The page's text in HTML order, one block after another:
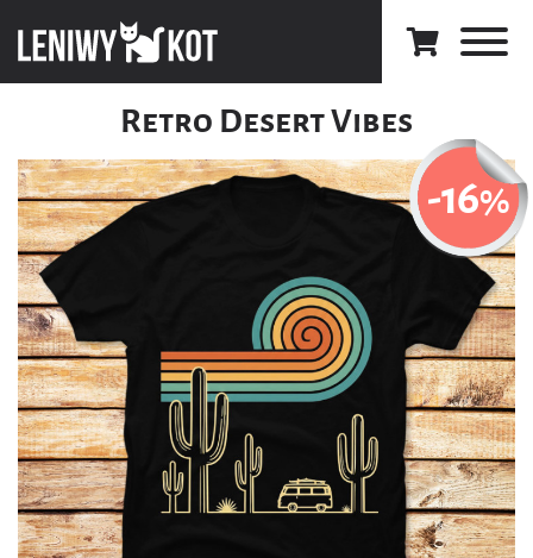
Retro Desert Vibes
-16%